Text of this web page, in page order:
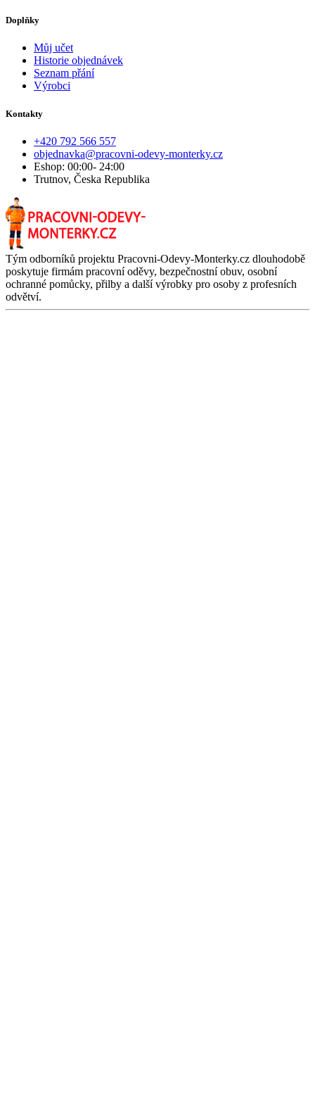
Doplňky
Můj učet
Historie objednávek
Seznam přání
Výrobci
Kontakty
+420 792 566 557
objednavka@pracovni-odevy-monterky.cz
Eshop: 00:00- 24:00
Trutnov, Česka Republika
Tým odborníků projektu Pracovni-Odevy-Monterky.cz dlouhodobě
poskytuje firmám pracovní oděvy, bezpečnostní obuv, osobní
ochranné pomůcky, přilby a další výrobky pro osoby z profesních
odvětví.